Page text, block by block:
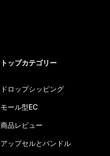
トップカテゴリー
ドロップシッピング
モール型EC
商品レビュー
アップセルとバンドル